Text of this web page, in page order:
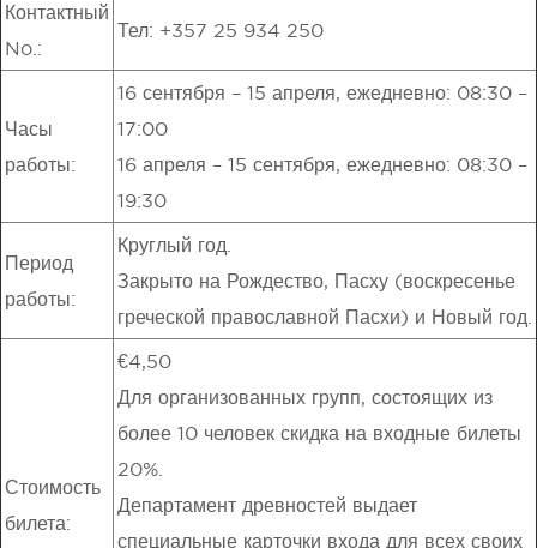
Контактный
No.:
Тел: +357 25 934 250
Часы
работы:
16 сентября – 15 апреля, ежедневно: 08:30 –
17:00
16 апреля – 15 сентября, ежедневно: 08:30 –
19:30
Период
работы:
Круглый год.
Закрыто на Рождество, Пасху (воскресенье
греческой православной Пасхи) и Новый год.
Стоимость
билета:
€4,50
Для организованных групп, состоящих из
более 10 человек скидка на входные билеты
20%.
Департамент древностей выдает
специальные карточки входа для всех своих